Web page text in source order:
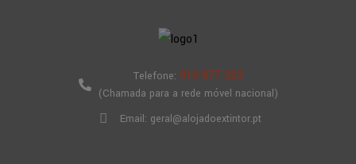
Telefone: 910 877 323
(Chamada para a rede móvel nacional)
Email: geral@alojadoextintor.pt